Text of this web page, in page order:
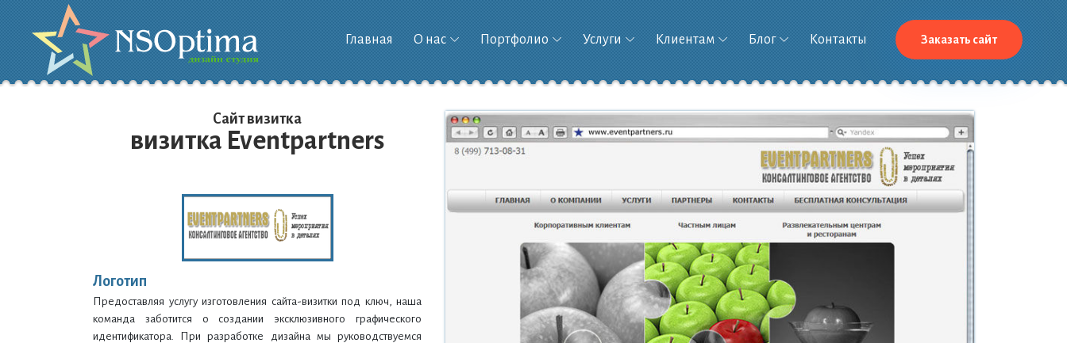
Главная О нас Портфолио Услуги Клиентам Блог Контакты Заказать сайт
Сайт визитка
визитка Eventpartners
Логотип
Предоставляя услугу изготовления сайта-визитки под ключ, наша
команда заботится о создании эксклюзивного графического
идентификатора. При разработке дизайна мы руководствуемся